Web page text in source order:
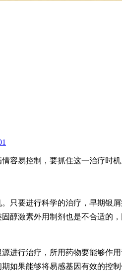
容易控制，要抓住这一治疗时
只要进行科学的治疗，早期银
醇激素外用制剂也是不合适的
进行治疗，所用药物要能够作
如果能够将易感基因有效的控